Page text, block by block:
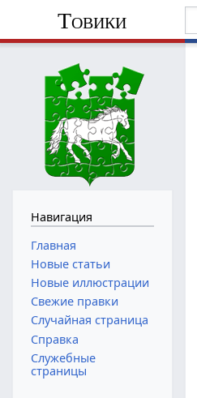
Товики
Навигация
Главная
Новые статьи
Новые иллюстрации
Свежие правки
Случайная страница
Справка
Служебные
страницы